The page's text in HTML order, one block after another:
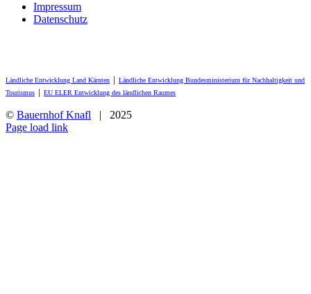
Impressum
Datenschutz
Ländliche Entwicklung Land Kärnten
Ländliche Entwicklung Bundesministerium für Nachhaltigkeit und
Tourismus
EU ELER Entwicklung des ländlichen Raumes
© Bauernhof Knafl | 2025
Facebook
Page load link